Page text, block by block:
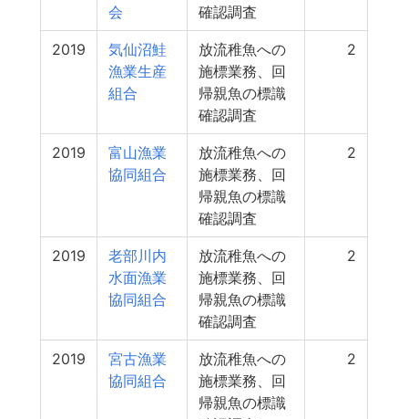
会
確認調査
2019
気仙沼鮭
漁業生産
組合
放流稚魚への
施標業務、回
帰親魚の標識
確認調査
2
2019
富山漁業
協同組合
放流稚魚への
施標業務、回
帰親魚の標識
確認調査
2
2019
老部川内
水面漁業
協同組合
放流稚魚への
施標業務、回
帰親魚の標識
確認調査
2
2019
宮古漁業
協同組合
放流稚魚への
施標業務、回
帰親魚の標識
2